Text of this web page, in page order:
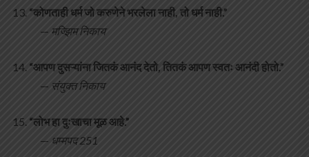
“कोणताही धर्म जो करुणेने भरलेला नाही, तो धर्म नाही.”
— मज्झिम निकाय
“आपण दुसऱ्यांना जितकं आनंद देतो, तितकं आपण स्वतः आनंदी होतो.”
— संयुक्त निकाय
“लोभ हा दुःखाचा मूळ आहे.”
— धम्मपद 251